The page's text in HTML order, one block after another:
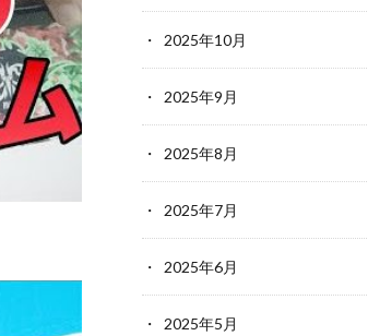
2025年10月
2025年9月
2025年8月
2025年7月
2025年6月
2025年5月